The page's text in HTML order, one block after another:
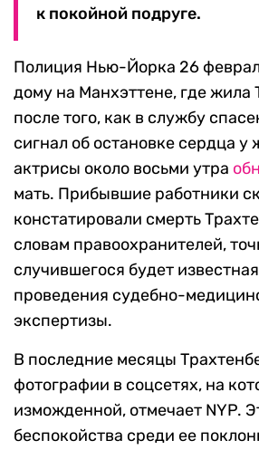
к покойной подруге.
Полиция Нью-Йорка 26
дому на Манхэттене, где жила
после того, как в службу
сигнал об остановке сердца
актрисы около восьми утра
мать. Прибывшие работники
констатировали смерть
словам правоохранителей,
случившегося будет
проведения судебно-
экспертизы.
В последние месяцы
фотографии в соцсетях, на
изможденной, отмечает NYP.
беспокойства среди ее